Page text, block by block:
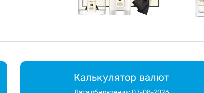
Калькулятор валют